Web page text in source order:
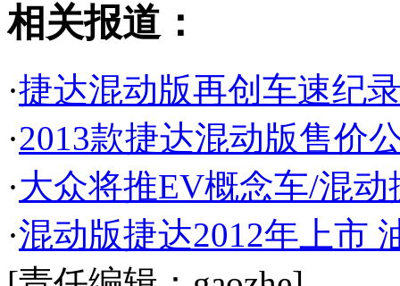
相关报道：
·捷达混动版再创车速纪
·2013款捷达混动版售价
·大众将推EV概念车/混
·混动版捷达2012年上市